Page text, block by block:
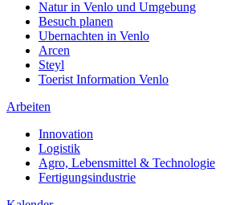
Natur in Venlo und Umgebung
Besuch planen
Ubernachten in Venlo
Arcen
Steyl
Toerist Information Venlo
Arbeiten
Innovation
Logistik
Agro, Lebensmittel & Technologie
Fertigungsindustrie